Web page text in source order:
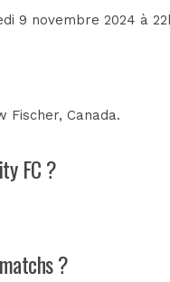
9 novembre 2024 à
Fischer, Canada.
FC ?
?